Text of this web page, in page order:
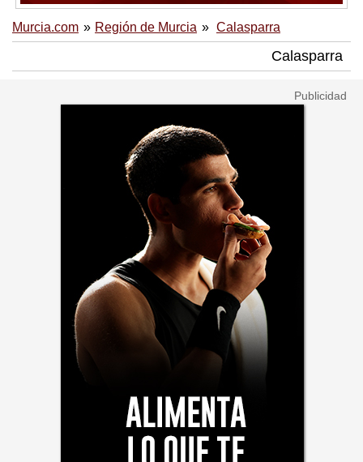
Murcia.com Región de Murcia Calasparra
Calasparra